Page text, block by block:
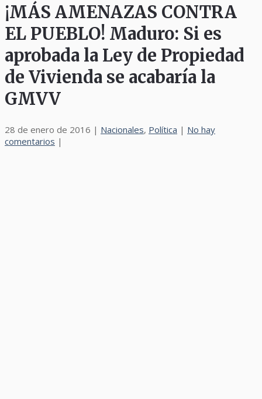
¡MÁS AMENAZAS CONTRA
EL PUEBLO! Maduro: Si es
aprobada la Ley de Propiedad
de Vivienda se acabaría la
GMVV
28 de enero de 2016 | Nacionales, Política | No hay
comentarios |